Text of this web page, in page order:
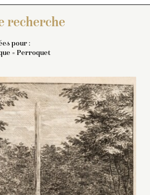
recherche
pour :
= Perroquet